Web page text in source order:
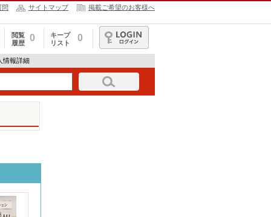
問 サイトマップ 掲載ご希望のお客様へ
閲覧
履歴
0
キープ
リスト
0
ログイン
情報詳細